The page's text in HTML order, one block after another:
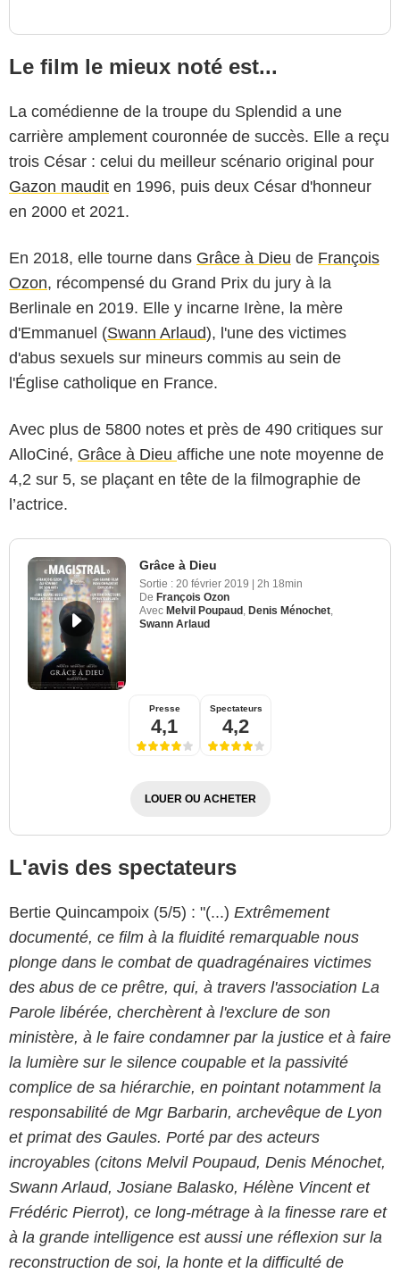
Le film le mieux noté est...
La comédienne de la troupe du Splendid a une
carrière amplement couronnée de succès. Elle a reçu
trois César : celui du meilleur scénario original pour
Gazon maudit en 1996, puis deux César d'honneur
en 2000 et 2021.
En 2018, elle tourne dans Grâce à Dieu de François
Ozon, récompensé du Grand Prix du jury à la
Berlinale en 2019. Elle y incarne Irène, la mère
d'Emmanuel (Swann Arlaud), l'une des victimes
d'abus sexuels sur mineurs commis au sein de
l'Église catholique en France.
Avec plus de 5800 notes et près de 490 critiques sur
AlloCiné, Grâce à Dieu affiche une note moyenne de
4,2 sur 5, se plaçant en tête de la filmographie de
l’actrice.
Grâce à Dieu
Sortie : 20 février 2019 | 2h 18min
De François Ozon
Avec Melvil Poupaud Denis Ménochet
Swann Arlaud
Presse
4,1
Spectateurs
4,2
LOUER OU ACHETER
L'avis des spectateurs
Bertie Quincampoix (5/5) : "(...) Extrêmement
documenté, ce film à la fluidité remarquable nous
plonge dans le combat de quadragénaires victimes
des abus de ce prêtre, qui, à travers l'association La
Parole libérée, cherchèrent à l'exclure de son
ministère, à le faire condamner par la justice et à faire
la lumière sur le silence coupable et la passivité
complice de sa hiérarchie, en pointant notamment la
responsabilité de Mgr Barbarin, archevêque de Lyon
et primat des Gaules. Porté par des acteurs
incroyables (citons Melvil Poupaud, Denis Ménochet,
Swann Arlaud, Josiane Balasko, Hélène Vincent et
Frédéric Pierrot), ce long-métrage à la finesse rare et
à la grande intelligence est aussi une réflexion sur la
reconstruction de soi, la honte et la difficulté de